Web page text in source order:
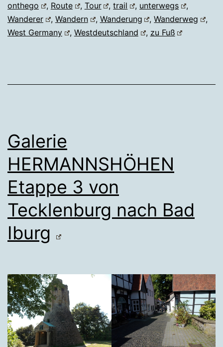
onthego
, Route , Tour ,trail , unterwegs
,
Wanderer
, Wandern , Wanderung ,Wanderweg
,
West Germany
, Westdeutschland , zu Fuß
Galerie
HERMANNSHÖHEN
Etappe 3 von
Tecklenburg nach Bad
Iburg